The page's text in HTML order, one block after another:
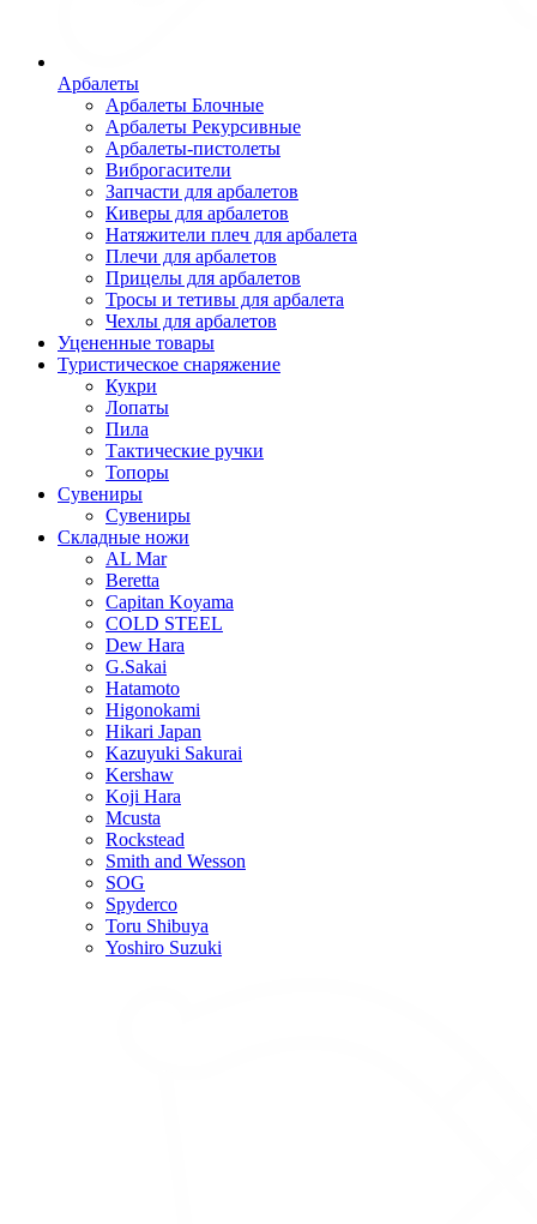
Арбалеты
Арбалеты Блочные
Арбалеты Рекурсивные
Арбалеты-пистолеты
Виброгасители
Запчасти для арбалетов
Киверы для арбалетов
Натяжители плеч для арбалета
Плечи для арбалетов
Прицелы для арбалетов
Тросы и тетивы для арбалета
Чехлы для арбалетов
Уцененные товары
Туристическое снаряжение
Кукри
Лопаты
Пила
Тактические ручки
Топоры
Сувениры
Сувениры
Складные ножи
AL Mar
Beretta
Capitan Koyama
COLD STEEL
Dew Hara
G.Sakai
Hatamoto
Higonokami
Hikari Japan
Kazuyuki Sakurai
Kershaw
Koji Hara
Mcusta
Rockstead
Smith and Wesson
SOG
Spyderco
Toru Shibuya
Yoshiro Suzuki